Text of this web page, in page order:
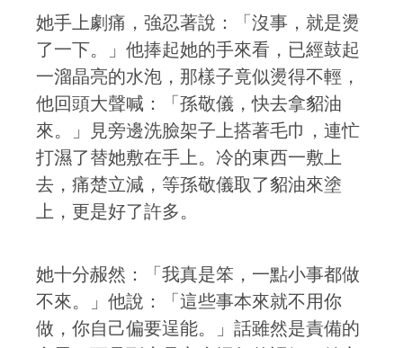
她手上劇痛，強忍著說：「沒事，就是燙
了一下。」他捧起她的手來看，已經鼓起
一溜晶亮的水泡，那樣子竟似燙得不輕，
他回頭大聲喊：「孫敬儀，快去拿貂油
來。」見旁邊洗臉架子上搭著毛巾，連忙
打濕了替她敷在手上。冷的東西一敷上
去，痛楚立減，等孫敬儀取了貂油來塗
上，更是好了許多。
她十分赧然：「我真是笨，一點小事都做
不來。」他說：「這些事本來就不用你
做，你自己偏要逞能。」話雖然是責備的